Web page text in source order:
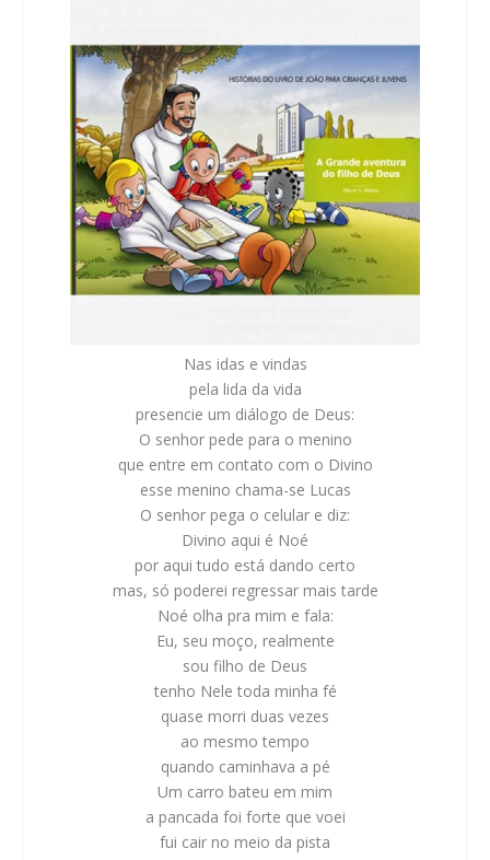
Nas idas e vindas
pela lida da vida
presencie um diálogo de Deus:
O senhor pede para o menino
que entre em contato com o Divino
esse menino chama-se Lucas
O senhor pega o celular e diz:
Divino aqui é Noé
por aqui tudo está dando certo
mas, só poderei regressar mais tarde
Noé olha pra mim e fala:
Eu, seu moço, realmente
sou filho de Deus
tenho Nele toda minha fé
quase morri duas vezes
ao mesmo tempo
quando caminhava a pé
Um carro bateu em mim
a pancada foi forte que voei
fui cair no meio da pista